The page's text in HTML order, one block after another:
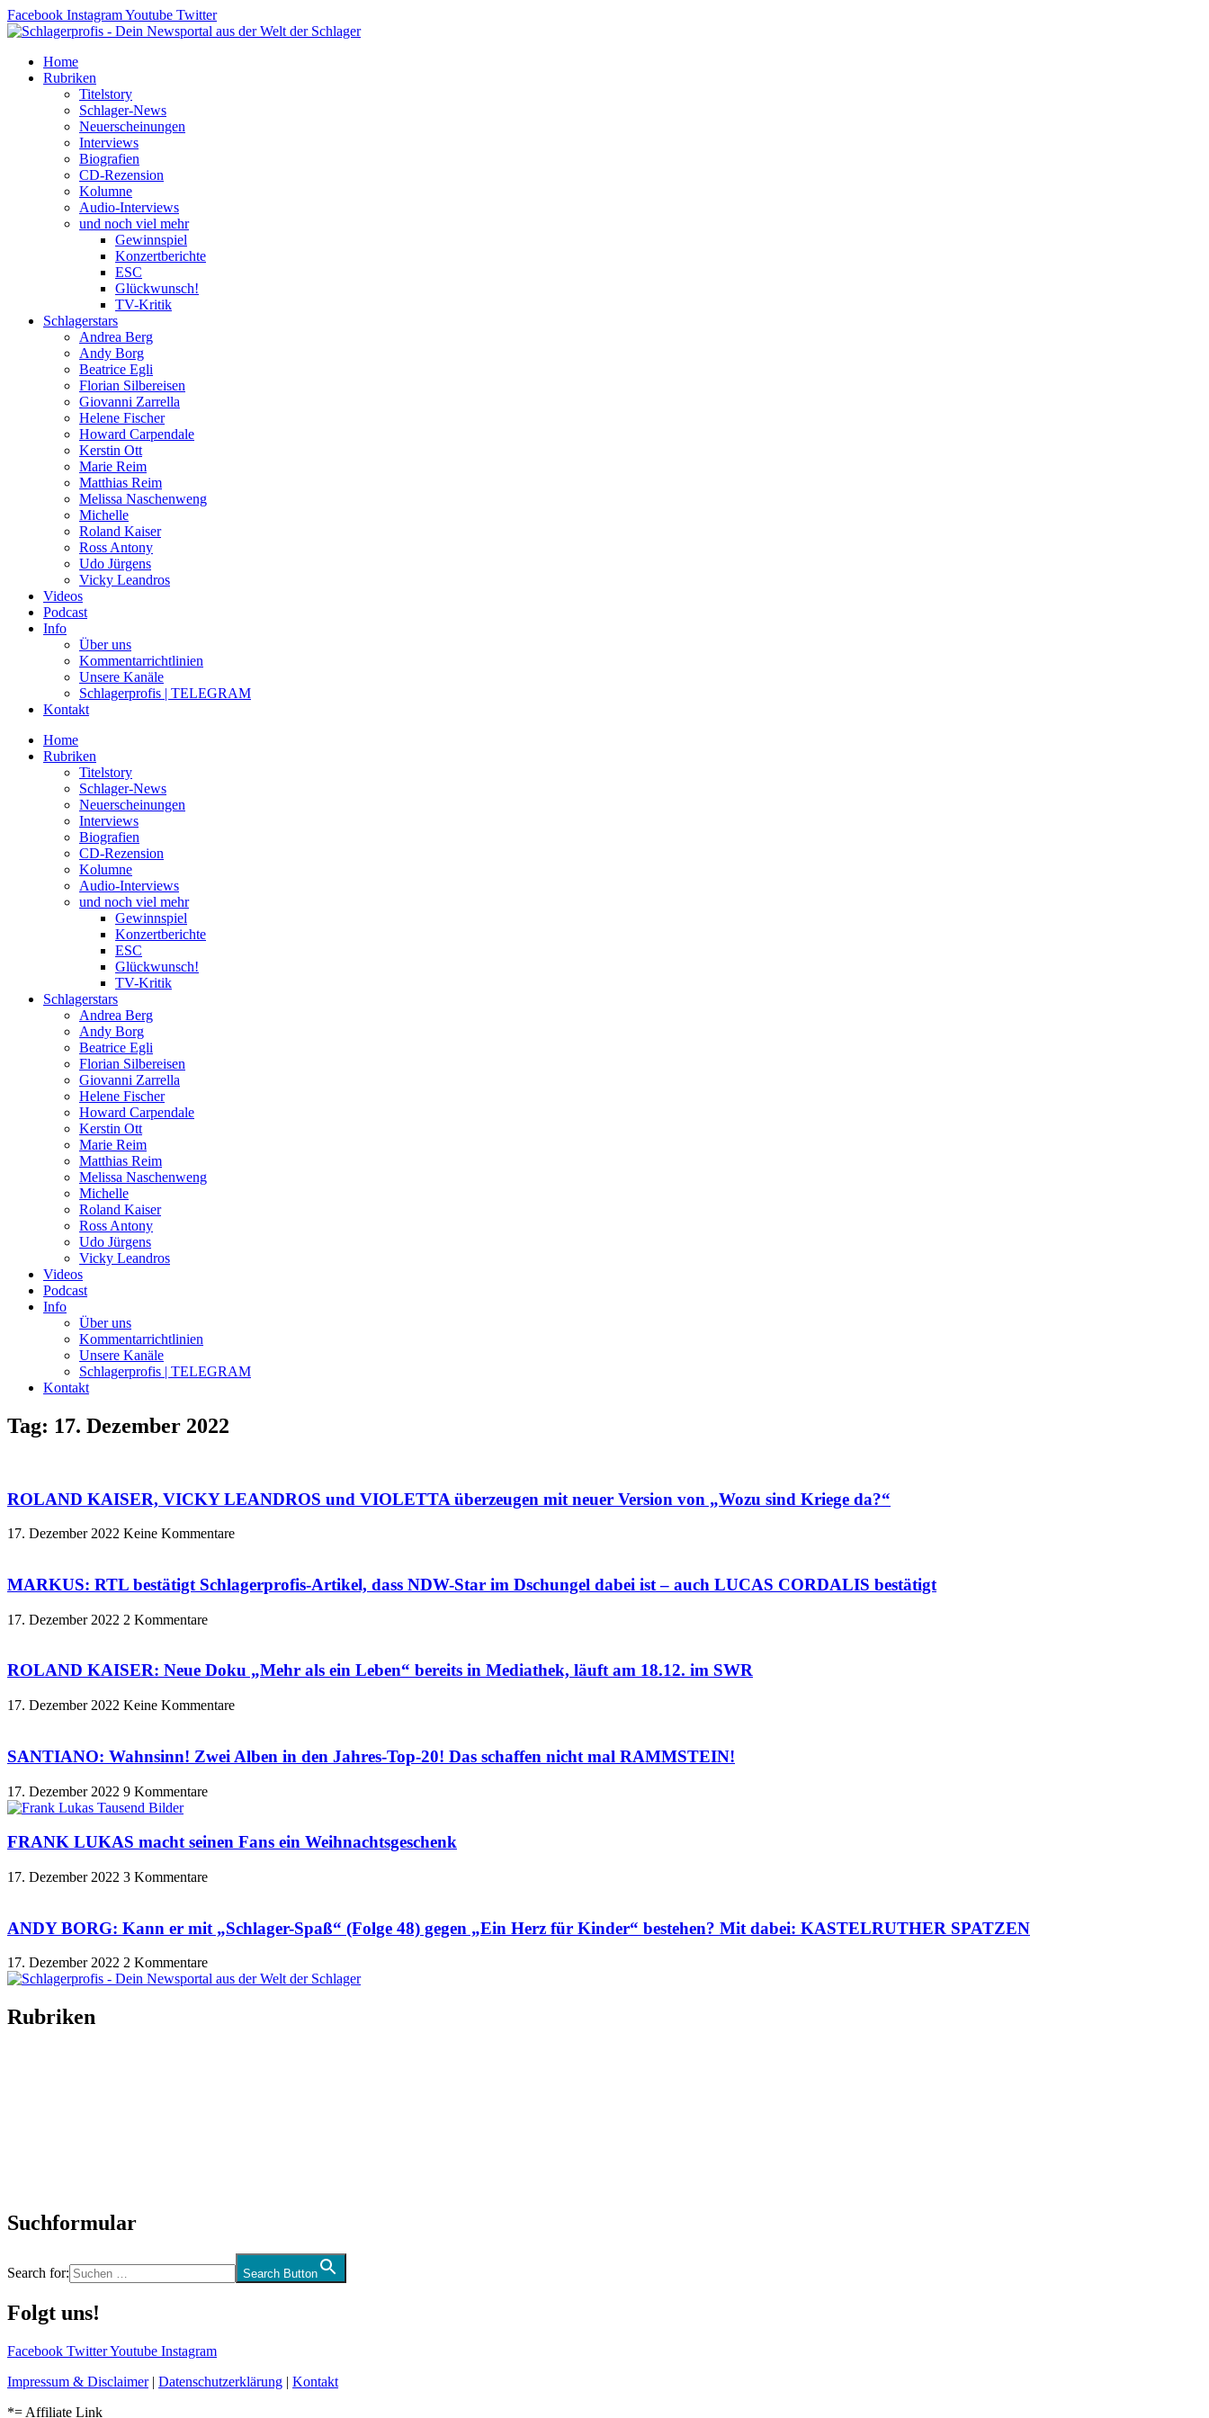
Zum
Inhalt
Facebook InstagramYoutube Twitter
Home
Rubriken
Titelstory
Schlager-News
Neuerscheinungen
Interviews
Biografien
CD-Rezension
Kolumne
Audio-Interviews
und noch viel mehr
Gewinnspiel
Konzertberichte
ESC
Glückwunsch!
TV-Kritik
Schlagerstars
Andrea Berg
Andy Borg
Beatrice Egli
Florian Silbereisen
Giovanni Zarrella
Helene Fischer
Howard Carpendale
Kerstin Ott
Marie Reim
Matthias Reim
Melissa Naschenweng
Michelle
Roland Kaiser
Ross Antony
Udo Jürgens
Vicky Leandros
Videos
Podcast
Info
Über uns
Kommentarrichtlinien
Unsere Kanäle
Schlagerprofis | TELEGRAM
Kontakt
Home
Rubriken
Titelstory
Schlager-News
Neuerscheinungen
Interviews
Biografien
CD-Rezension
Kolumne
Audio-Interviews
und noch viel mehr
Gewinnspiel
Konzertberichte
ESC
Glückwunsch!
TV-Kritik
Schlagerstars
Andrea Berg
Andy Borg
Beatrice Egli
Florian Silbereisen
Giovanni Zarrella
Helene Fischer
Howard Carpendale
Kerstin Ott
Marie Reim
Matthias Reim
Melissa Naschenweng
Michelle
Roland Kaiser
Ross Antony
Udo Jürgens
Vicky Leandros
Videos
Podcast
Info
Über uns
Kommentarrichtlinien
Unsere Kanäle
Schlagerprofis | TELEGRAM
Kontakt
Tag: 17. Dezember 2022
ROLAND KAISER, VICKY LEANDROS und VIOLETTA überzeugen mit neuer Version von „Wozu sind Kriege da?“
17. Dezember 2022 Keine Kommentare
MARKUS: RTL bestätigt Schlagerprofis-Artikel, dass NDW-Star im Dschungel dabei ist – auch LUCAS CORDALIS bestätigt
17. Dezember 2022 2 Kommentare
ROLAND KAISER: Neue Doku „Mehr als ein Leben“ bereits in Mediathek, läuft am 18.12. im SWR
17. Dezember 2022 Keine Kommentare
SANTIANO: Wahnsinn! Zwei Alben in den Jahres-Top-20! Das schaffen nicht mal RAMMSTEIN!
17. Dezember 2022 9 Kommentare
FRANK LUKAS macht seinen Fans ein Weihnachtsgeschenk
17. Dezember 2022 3 Kommentare
ANDY BORG: Kann er mit „Schlager-Spaß“ (Folge 48) gegen „Ein Herz für Kinder“ bestehen? Mit dabei: KASTELRUTHER SPATZEN
17. Dezember 2022 2 Kommentare
Rubriken
Suchformular
Search for: Search Button
Folgt uns!
Facebook TwitterYoutube Instagram
Impressum & Disclaimer| Datenschutzerklärung | Kontakt
*= Affiliate Link